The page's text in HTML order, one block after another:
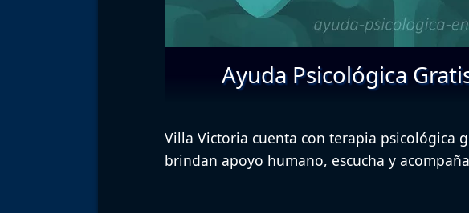
Ayuda Psicológica
Villa Victoria cuenta con terapia psicológica
brindan apoyo humano, escucha y